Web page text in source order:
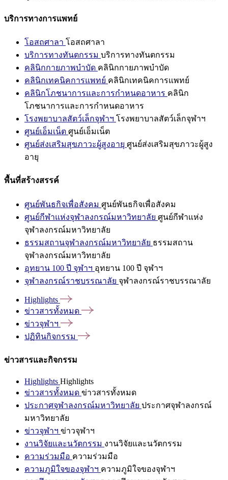
บริการทางการแพทย์
โอสถศาลา โอสถศาลา
บริการทางทันตกรรม บริการทางทันตกรรม
คลินิกกายภาพบำบัด คลินิกกายภาพบำบัด
คลินิกเทคนิคการแพทย์ คลินิกเทคนิคการแพทย์
คลินิกโภชนาการและการกำหนดอาหาร คลินิก
โภชนาการและการกำหนดอาหาร
โรงพยาบาลสัตว์เล็กจุฬาฯ โรงพยาบาลสัตว์เล็กจุฬาฯ
ศูนย์เอ็มเน็ต ศูนย์เอ็มเน็ต
ศูนย์ส่งเสริมสุขภาวะผู้สูงอายุ ศูนย์ส่งเสริมสุขภาวะผู้สูง
อายุ
พื้นที่สร้างสรรค์
ศูนย์พันธกิจเพื่อสังคม ศูนย์พันธกิจเพื่อสังคม
ศูนย์กีฬาแห่งจุฬาลงกรณ์มหาวิทยาลัย ศูนย์กีฬาแห่ง
จุฬาลงกรณ์มหาวิทยาลัย
ธรรมสถานจุฬาลงกรณ์มหาวิทยาลัย ธรรมสถาน
จุฬาลงกรณ์มหาวิทยาลัย
อุทยาน 100 ปี จุฬาฯ อุทยาน 100 ปี จุฬาฯ
จุฬาลงกรณ์ราชบรรณาลัย จุฬาลงกรณ์ราชบรรณาลัย
Highlights
ข่าวสารทั้งหมด
ข่าวจุฬาฯ
ปฏิทินกิจกรรม
ข่าวสารและกิจกรรม
Highlights Highlights
ข่าวสารทั้งหมด ข่าวสารทั้งหมด
ประกาศจุฬาลงกรณ์มหาวิทยาลัย ประกาศจุฬาลงกรณ์
มหาวิทยาลัย
ข่าวจุฬาฯ ข่าวจุฬาฯ
งานวิจัยและนวัตกรรม งานวิจัยและนวัตกรรม
ความร่วมมือ ความร่วมมือ
ความภูมิใจของจุฬาฯ ความภูมิใจของจุฬาฯ